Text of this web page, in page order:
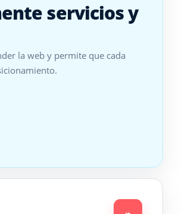
servicios y
la web y permite que cada